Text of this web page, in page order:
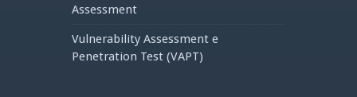
Assessment
Vulnerability Assessment e
Penetration Test (VAPT)